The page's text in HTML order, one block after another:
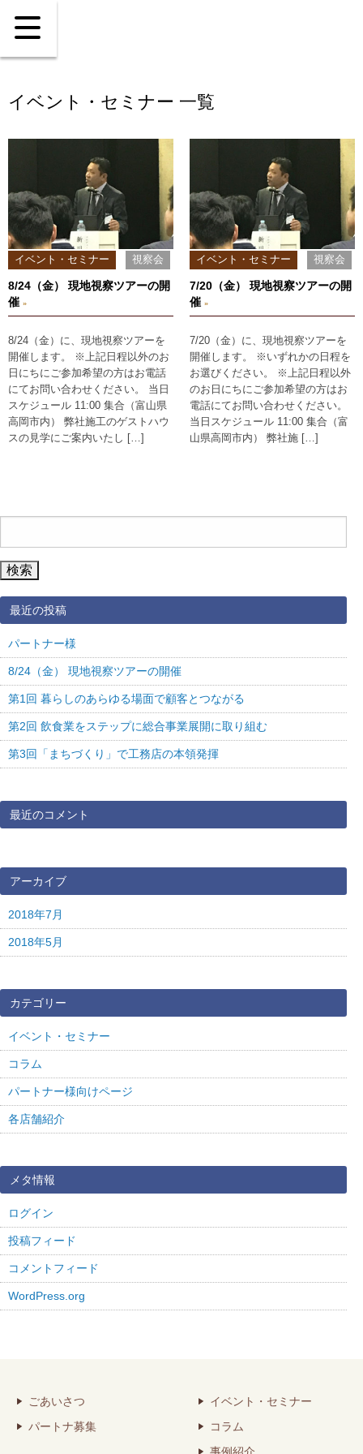
イベント・セミナー 一覧
イベント・セミナー 視察会
8/24（金） 現地視察ツアーの開
催 »
8/24（金）に、現地視察ツアーを
開催します。 ※上記日程以外のお
日にちにご参加希望の方はお電話
にてお問い合わせください。 当日
スケジュール 11:00 集合（富山県
高岡市内） 弊社施工のゲストハウ
スの見学にご案内いたし […]
イベント・セミナー 視察会
7/20（金） 現地視察ツアーの開
催 »
7/20（金）に、現地視察ツアーを
開催します。 ※いずれかの日程を
お選びください。 ※上記日程以外
のお日にちにご参加希望の方はお
電話にてお問い合わせください。
当日スケジュール 11:00 集合（富
山県高岡市内） 弊社施 […]
索:
最近の投稿
パートナー様
8/24（金） 現地視察ツアーの開催
第1回 暮らしのあらゆる場面で顧客とつながる
第2回 飲食業をステップに総合事業展開に取り組む
第3回「まちづくり」で工務店の本領発揮
最近のコメント
アーカイブ
2018年7月
2018年5月
カテゴリー
イベント・セミナー
コラム
パートナー様向けページ
各店舗紹介
メタ情報
ログイン
投稿フィード
コメントフィード
WordPress.org
ごあいさつ
パートナ募集
イベント・セミナー
コラム